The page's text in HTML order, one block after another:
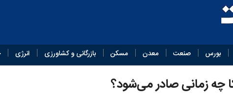
بورس صنعت معدن مسکن بازرگانی و کشاورزی انرژی
چه زمانی صادر می‌شود؟